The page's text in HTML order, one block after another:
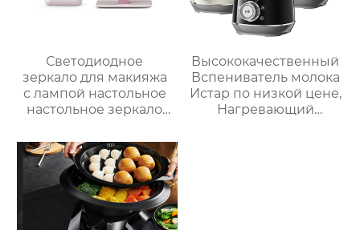
Светодиодное
зеркало для макияжа
с лампой настольное
настольное зеркало
заполняет свет
складное
косметическое
зеркало для
переодевания
фабрика зеркал
Высококачественный
Вспениватель молока
Истар по низкой цене,
Нагревающий